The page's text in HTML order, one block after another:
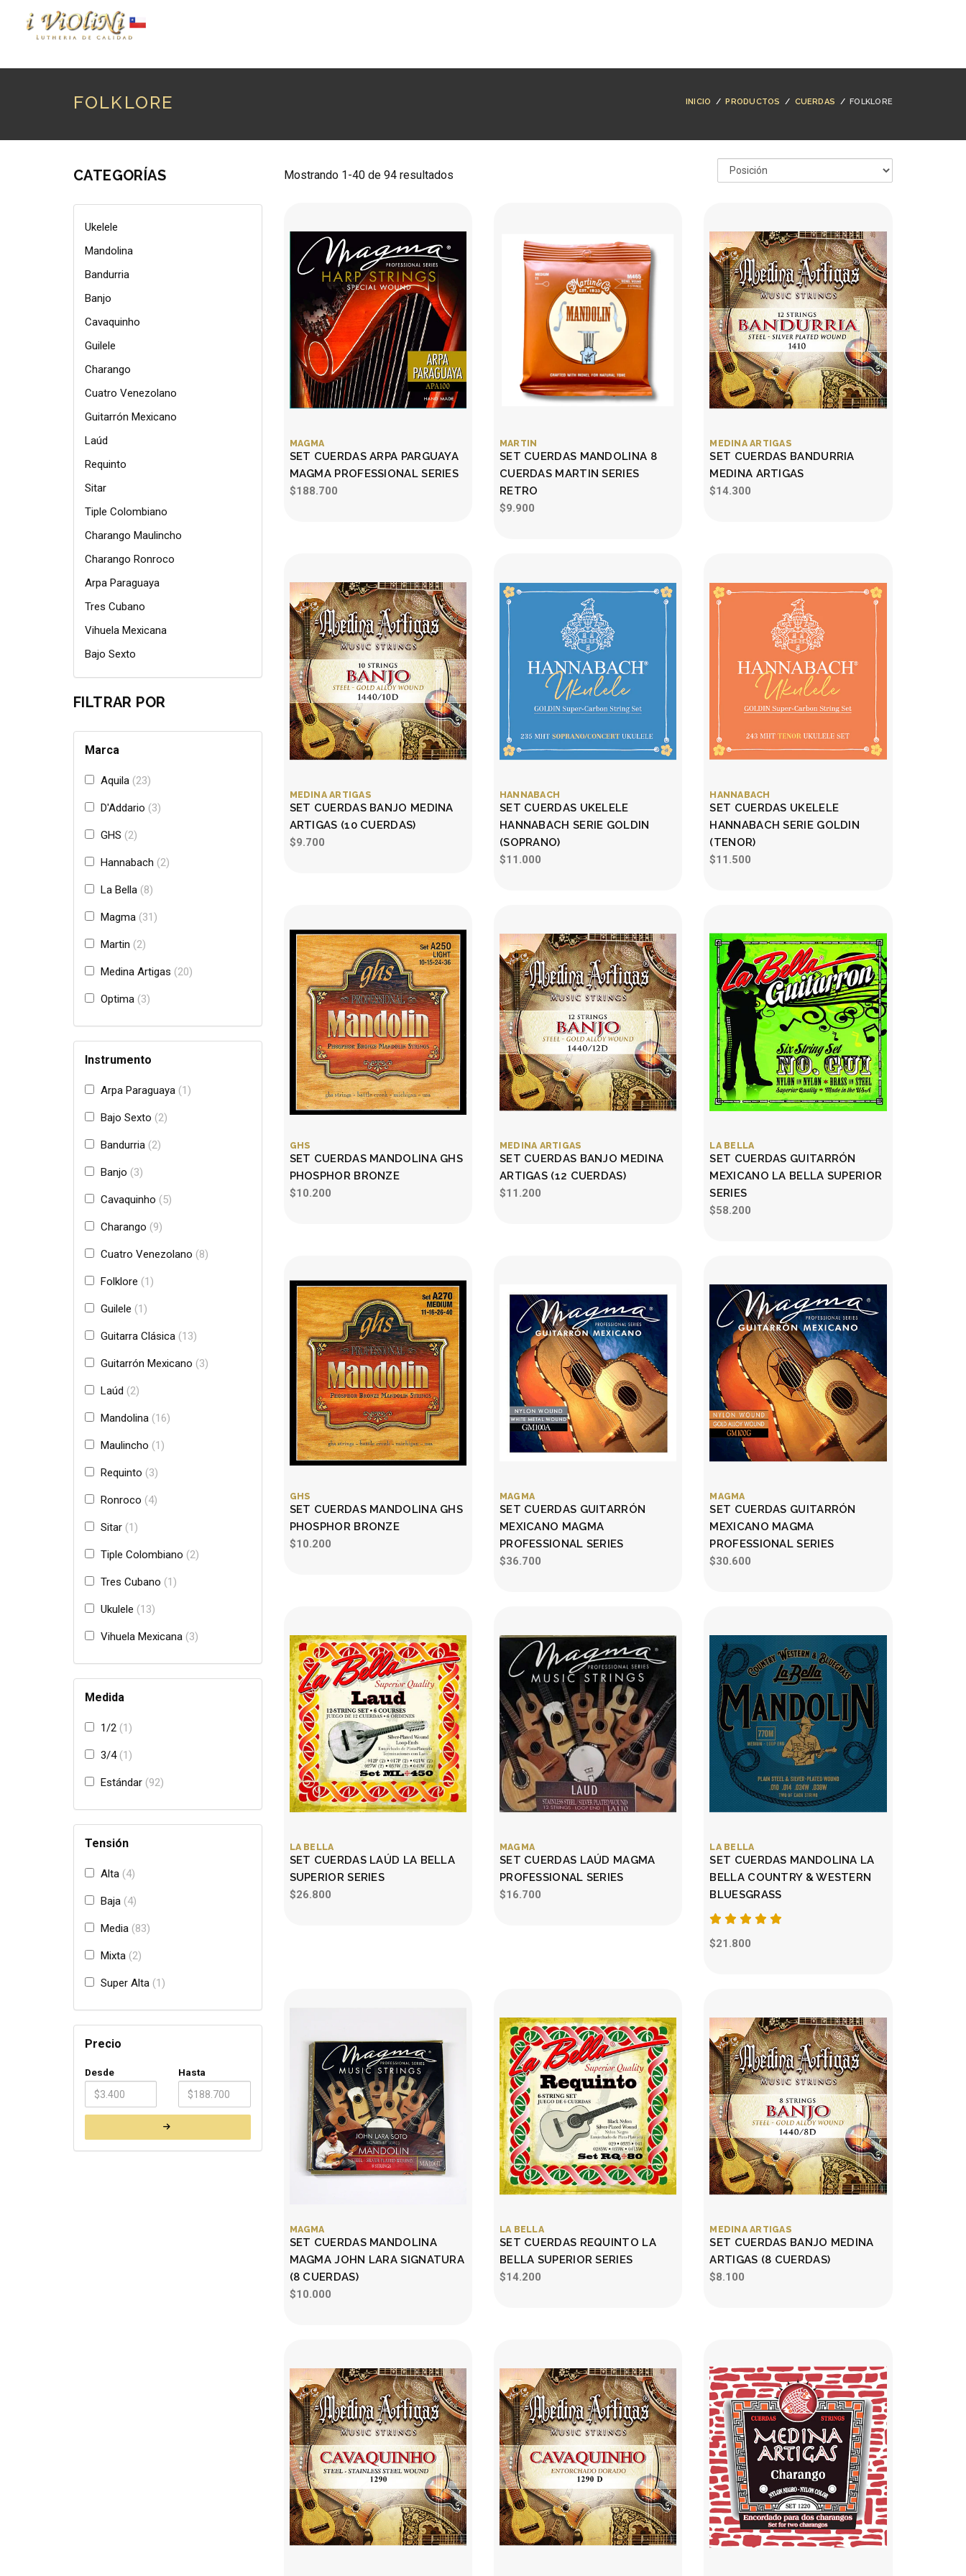
FOLKLORE INICIO /PRODUCTOS / CUERDAS /FOLKLORE
CATEGORÍAS
Ukelele
Mandolina
Bandurria
Banjo
Cavaquinho
Guilele
Charango
Cuatro Venezolano
Guitarrón Mexicano
Laúd
Requinto
Sitar
Tiple Colombiano
Charango Maulincho
Charango Ronroco
Arpa Paraguaya
Tres Cubano
Vihuela Mexicana
Bajo Sexto
FILTRAR POR
Marca
Aquila 23
D'Addario 3
GHS 2
Hannabach 2
La Bella 8
Magma 31
Martin 2
Medina Artigas 20
Optima 3
Instrumento
Arpa Paraguaya 1
Bajo Sexto 2
Bandurria 2
Banjo 3
Cavaquinho 5
Charango 9
Cuatro Venezolano 8
Folklore 1
Guilele 1
Guitarra Clásica 13
Guitarrón Mexicano 3
Laúd 2
Mandolina 16
Maulincho 1
Requinto 3
Ronroco 4
Sitar 1
Tiple Colombiano 2
Tres Cubano 1
Ukulele 13
Vihuela Mexicana 3
Medida
1/2 1
3/4 1
Estándar 92
Tensión
Alta 4
Baja 4
Media 83
Mixta 2
Super Alta 1
Precio
Desde Hasta
Mostrando 1-40 de 94 resultados
MAGMA
SET CUERDAS ARPA PARGUAYA
MAGMA PROFESSIONAL SERIES
$188.700
MARTIN
SET CUERDAS MANDOLINA 8
CUERDAS MARTIN SERIES
RETRO
$9.900
MEDINA ARTIGAS
SET CUERDAS BANDURRIA
MEDINA ARTIGAS
$14.300
MEDINA ARTIGAS
SET CUERDAS BANJO MEDINA
ARTIGAS (10 CUERDAS)
$9.700
HANNABACH
SET CUERDAS UKELELE
HANNABACH SERIE GOLDIN
(SOPRANO)
$11.000
HANNABACH
SET CUERDAS UKELELE
HANNABACH SERIE GOLDIN
(TENOR)
$11.500
GHS
SET CUERDAS MANDOLINA GHS
PHOSPHOR BRONZE
$10.200
MEDINA ARTIGAS
SET CUERDAS BANJO MEDINA
ARTIGAS (12 CUERDAS)
$11.200
LA BELLA
SET CUERDAS GUITARRÓN
MEXICANO LA BELLA SUPERIOR
SERIES
$58.200
GHS
SET CUERDAS MANDOLINA GHS
PHOSPHOR BRONZE
$10.200
MAGMA
SET CUERDAS GUITARRÓN
MEXICANO MAGMA
PROFESSIONAL SERIES
$36.700
MAGMA
SET CUERDAS GUITARRÓN
MEXICANO MAGMA
PROFESSIONAL SERIES
$30.600
LA BELLA
SET CUERDAS LAÚD LA BELLA
SUPERIOR SERIES
$26.800
MAGMA
SET CUERDAS LAÚD MAGMA
PROFESSIONAL SERIES
$16.700
LA BELLA
SET CUERDAS MANDOLINA LA
BELLA COUNTRY & WESTERN
BLUESGRASS
$21.800
MAGMA
SET CUERDAS MANDOLINA
MAGMA JOHN LARA SIGNATURA
(8 CUERDAS)
$10.000
LA BELLA
SET CUERDAS REQUINTO LA
BELLA SUPERIOR SERIES
$14.200
MEDINA ARTIGAS
SET CUERDAS BANJO MEDINA
ARTIGAS (8 CUERDAS)
$8.100